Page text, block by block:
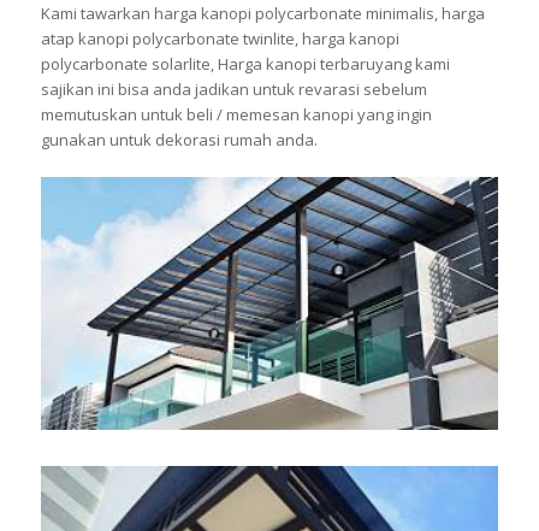
Kami tawarkan harga kanopi polycarbonate minimalis, harga
atap kanopi polycarbonate twinlite, harga kanopi
polycarbonate solarlite, Harga kanopi terbaruyang kami
sajikan ini bisa anda jadikan untuk revarasi sebelum
memutuskan untuk beli / memesan kanopi yang ingin
gunakan untuk dekorasi rumah anda.